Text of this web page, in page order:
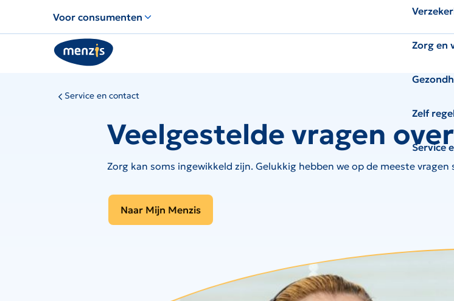
voor
snelle
navigatie
Voor consumenten
Zorg en
Zelf
Service
Service en contact
Veelgestelde vragen
Zorg kan soms ingewikkeld zijn. Gelukkig hebben we op de meeste
Naar Mijn Menzis